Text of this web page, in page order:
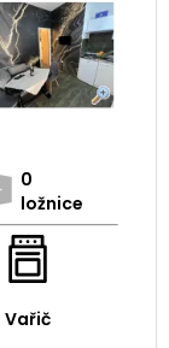
0
ložnice
Vařič